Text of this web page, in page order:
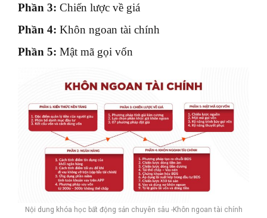
Phần 3: Chiến lược về giá
Phần 4: Khôn ngoan tài chính
Phần 5: Mật mã gọi vốn
Nội dung khóa học bất động sản chuyên sâu -Khôn ngoan tài chính